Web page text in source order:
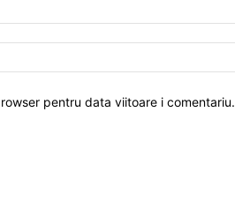
pentru data viitoare i comentariu.